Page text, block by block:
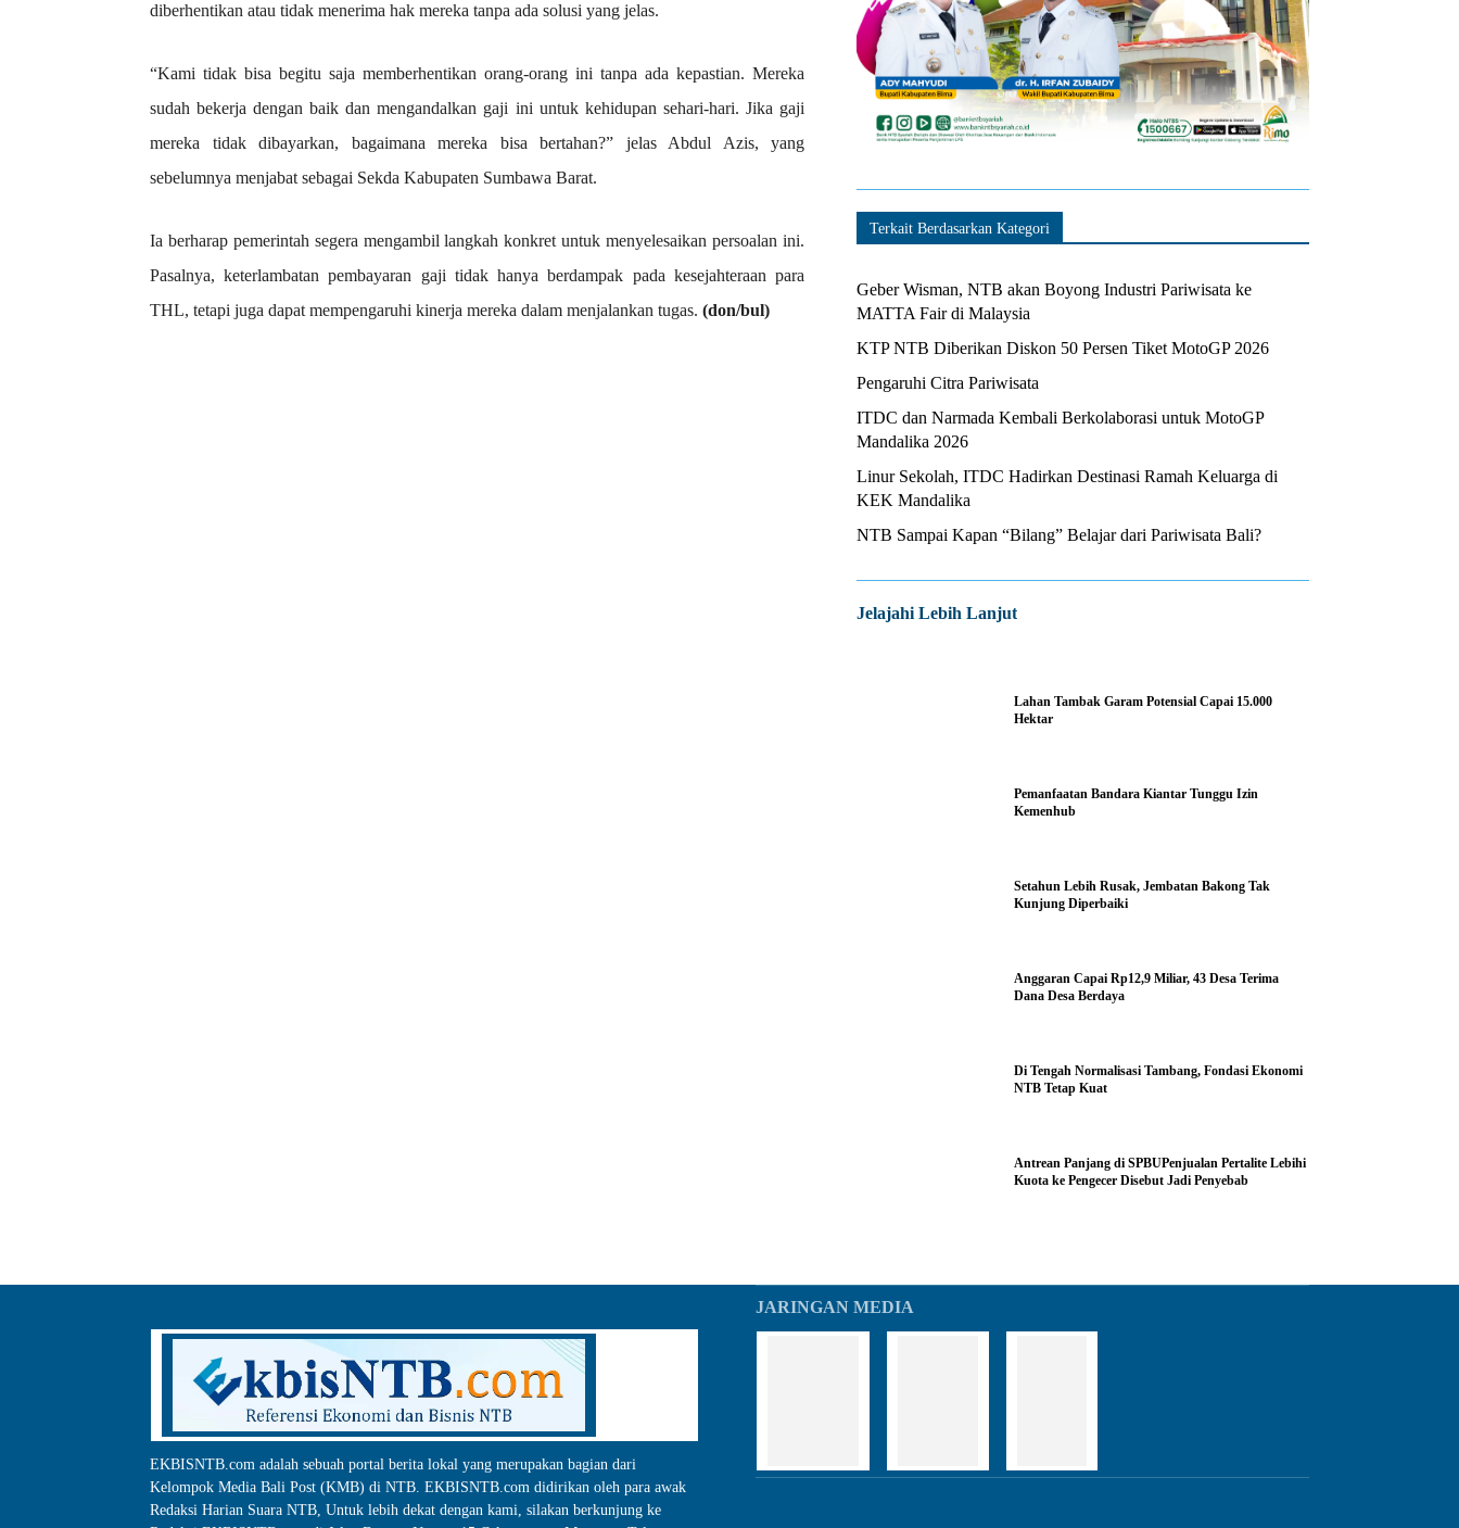
diberhentikan atau tidak menerima hak mereka tanpa ada solusi yang jelas.
“Kami tidak bisa begitu saja memberhentikan orang-orang ini tanpa ada kepastian. Mereka
sudah bekerja dengan baik dan mengandalkan gaji ini untuk kehidupan sehari-hari. Jika gaji
mereka tidak dibayarkan, bagaimana mereka bisa bertahan?” jelas Abdul Azis, yang
sebelumnya menjabat sebagai Sekda Kabupaten Sumbawa Barat.
Ia berharap pemerintah segera mengambil langkah konkret untuk menyelesaikan persoalan ini.
Pasalnya, keterlambatan pembayaran gaji tidak hanya berdampak pada kesejahteraan para
THL, tetapi juga dapat mempengaruhi kinerja mereka dalam menjalankan tugas. (don/bul)
Terkait Berdasarkan Kategori
Geber Wisman, NTB akan Boyong Industri Pariwisata ke
MATTA Fair di Malaysia
KTP NTB Diberikan Diskon 50 Persen Tiket MotoGP 2026
Pengaruhi Citra Pariwisata
ITDC dan Narmada Kembali Berkolaborasi untuk MotoGP
Mandalika 2026
Linur Sekolah, ITDC Hadirkan Destinasi Ramah Keluarga di
KEK Mandalika
NTB Sampai Kapan “Bilang” Belajar dari Pariwisata Bali?
Jelajahi Lebih Lanjut
Lahan Tambak Garam Potensial Capai 15.000
Hektar
Pemanfaatan Bandara Kiantar Tunggu Izin
Kemenhub
Setahun Lebih Rusak, Jembatan Bakong Tak
Kunjung Diperbaiki
Anggaran Capai Rp12,9 Miliar, 43 Desa Terima
Dana Desa Berdaya
Di Tengah Normalisasi Tambang, Fondasi Ekonomi
NTB Tetap Kuat
Antrean Panjang di SPBUPenjualan Pertalite Lebihi
Kuota ke Pengecer Disebut Jadi Penyebab
EKBISNTB.com adalah sebuah portal berita lokal yang merupakan bagian dari
Kelompok Media Bali Post (KMB) di NTB. EKBISNTB.com didirikan oleh para awak
Redaksi Harian Suara NTB, Untuk lebih dekat dengan kami, silakan berkunjung ke
JARINGAN MEDIA